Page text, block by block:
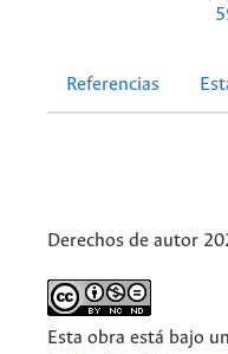
Referencias
Derechos de autor
Esta obra está bajo